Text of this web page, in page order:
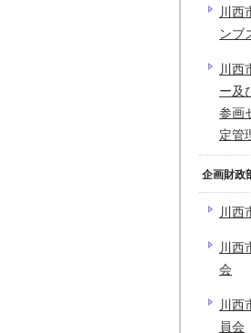
川西
ンブ
川西
ー及
参画
定管
企画財政
川西
川西
会
川西
員会